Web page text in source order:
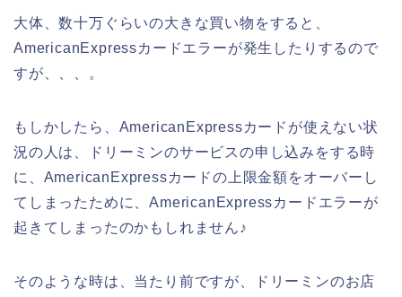
大体、数十万ぐらいの大きな買い物をすると、
AmericanExpressカードエラーが発生したりするので
すが、、、。
もしかしたら、AmericanExpressカードが使えない状
況の人は、ドリーミンのサービスの申し込みをする時
に、AmericanExpressカードの上限金額をオーバーし
てしまったために、AmericanExpressカードエラーが
起きてしまったのかもしれません♪
そのような時は、当たり前ですが、ドリーミンのお店